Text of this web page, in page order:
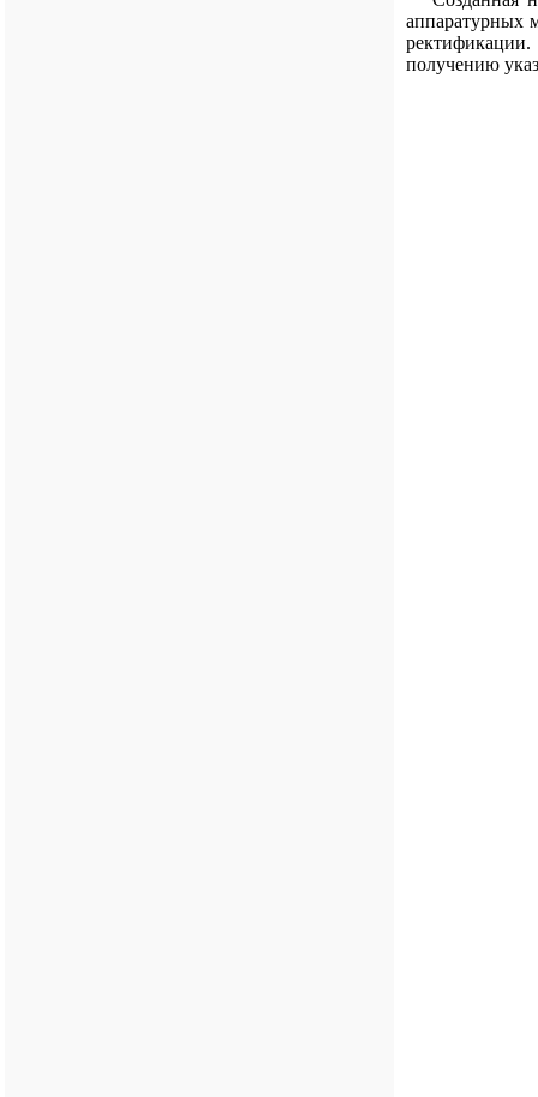
аппаратурных
ректификации.
получению